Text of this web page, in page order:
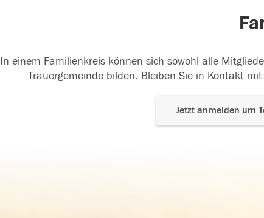
In einem Familienkreis können sich sowohl alle
Trauergemeinde bilden. Bleiben Sie in Kontakt
Jetzt anmelden um